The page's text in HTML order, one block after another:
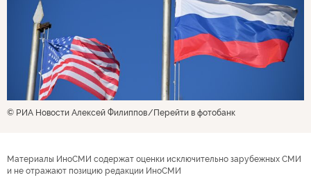
© РИА Новости Алексей Филиппов Перейти в фотобанк
Материалы ИноСМИ содержат оценки исключительно зарубежных СМИ
и не отражают позицию редакции ИноСМИ